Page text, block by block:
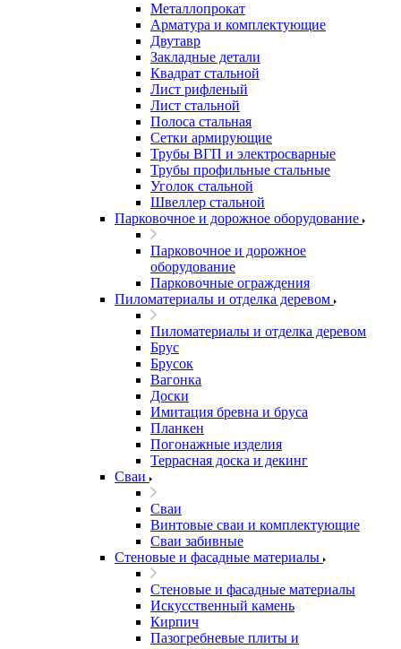
Металлопрокат
Арматура и комплектующие
Двутавр
Закладные детали
Квадрат стальной
Лист рифленый
Лист стальной
Полоса стальная
Сетки армирующие
Трубы ВГП и электросварные
Трубы профильные стальные
Уголок стальной
Швеллер стальной
Парковочное и дорожное оборудование
Парковочное и дорожное
оборудование
Парковочные ограждения
Пиломатериалы и отделка деревом
Пиломатериалы и отделка деревом
Брус
Брусок
Вагонка
Доски
Имитация бревна и бруса
Планкен
Погонажные изделия
Террасная доска и декинг
Сваи
Сваи
Винтовые сваи и комплектующие
Сваи забивные
Стеновые и фасадные материалы
Стеновые и фасадные материалы
Искусственный камень
Кирпич
Пазогребневые плиты и